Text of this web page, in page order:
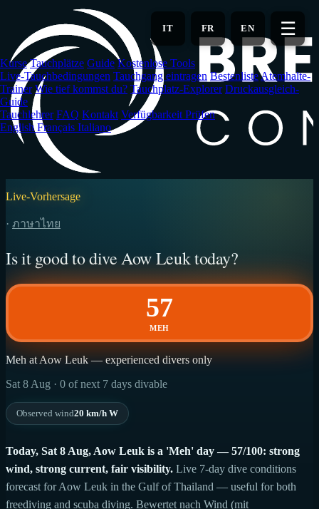
Hauptinhalt
springen
EN
FR
IT ☰
Kurse Tauchplätze Guide Kostenlose Tools
Live-Tauchbedingungen Tauchgang eintragen BestenlisteAtemhalte-
Trainer Wie tief kommst du? Tauchplatz-Explorer Druckausgleich-
Guide
Tauchlehrer FAQ Kontakt Verfügbarkeit Prüfen
EnglishFrançais Italiano
Live-Vorhersage
· ภาษาไทย
Is it good to dive Aow Leuk today?
57
MEH
Meh at Aow Leuk — experienced divers only
Sat 8 Aug · 0 of next 7 days divable
Observed wind20 km/h W
Today, Sat 8 Aug, Aow Leuk is a 'Meh' day — 57/100: strong
wind, strong current, fair visibility. Live 7-day dive conditions
forecast for Aow Leuk in the Gulf of Thailand — useful for both
freediving and scuba diving. Bewertet nach Wind (mit